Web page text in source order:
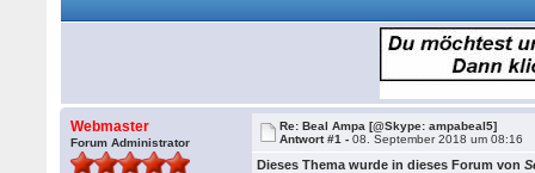
Webmaster
Forum Administrator
Re: Beal Ampa [@Skype: ampabeal5]
Antwort #1 -08. September 2018 um 08:16
Dieses Thema wurde in dieses Forum von